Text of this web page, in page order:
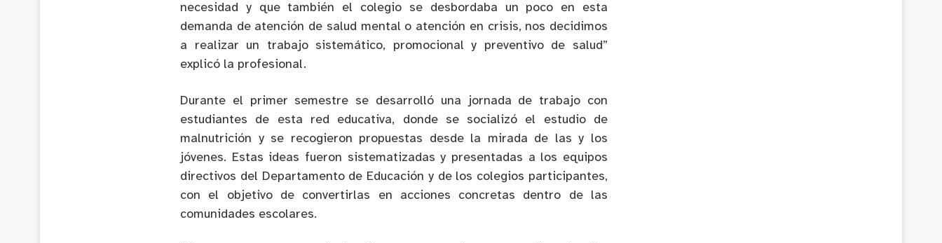
necesidad y que también el colegio se desbordaba un poco en esta
demanda de atención de salud mental o atención en crisis, nos decidimos
a realizar un trabajo sistemático, promocional y preventivo de salud”
explicó la profesional.
Durante el primer semestre se desarrolló una jornada de trabajo con
estudiantes de esta red educativa, donde se socializó el estudio de
malnutrición y se recogieron propuestas desde la mirada de las y los
jóvenes. Estas ideas fueron sistematizadas y presentadas a los equipos
directivos del Departamento de Educación y de los colegios participantes,
con el objetivo de convertirlas en acciones concretas dentro de las
comunidades escolares.